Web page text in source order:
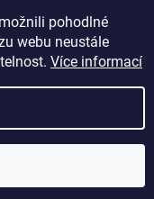
pohodlné
webu neustále
Více informací
práva vyhrazena.